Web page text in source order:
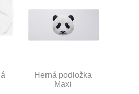
Herná podložka
Maxi